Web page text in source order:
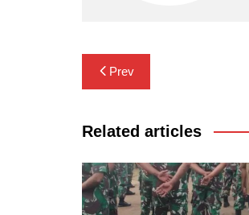
Navigasi
pos
Prev
Related articles